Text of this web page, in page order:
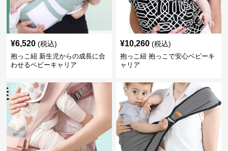
¥6,520 (税込)
抱っこ紐 新生児からの成長に合
わせるベビーキャリア
¥10,260 (税込)
抱っこ紐 抱っこで安心ベビーキ
ャリア